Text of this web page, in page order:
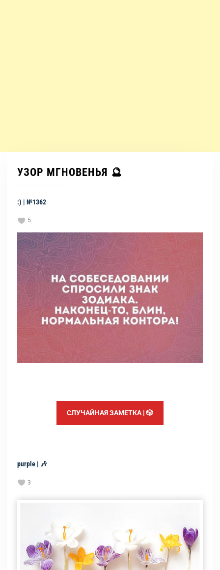
УЗОР МГНОВЕНЬЯ 🔮
:) | №1362
5
СЛУЧАЙНАЯ ЗАМЕТКА | 🎲
purple | 🎶
3